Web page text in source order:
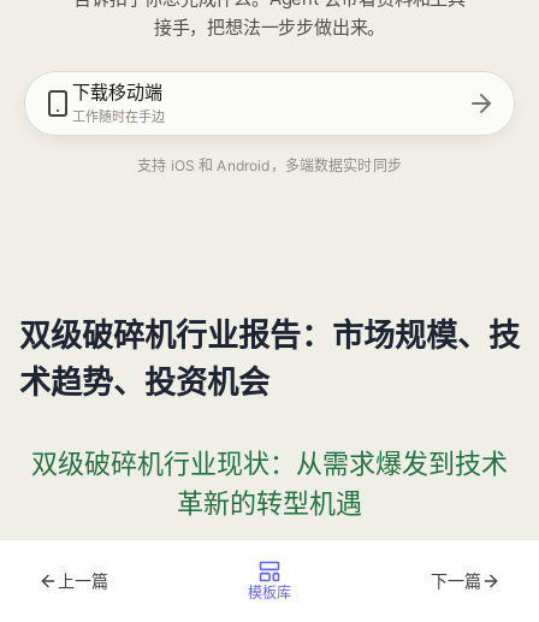
接手，把想法一步步做出来。
下载移动端
工作随时在手边
支持 iOS 和 Android，多端数据实时同步
双级破碎机行业报告：市场规模、技
术趋势、投资机会
双级破碎机行业现状：从需求爆发到技术
革新的转型机遇
在全球工业化进程加速与环保要求日益严格的双重驱动下，
矿石、建筑、水泥等行业对高效破碎设备的需求正以年均
上一篇
模板库
下一篇